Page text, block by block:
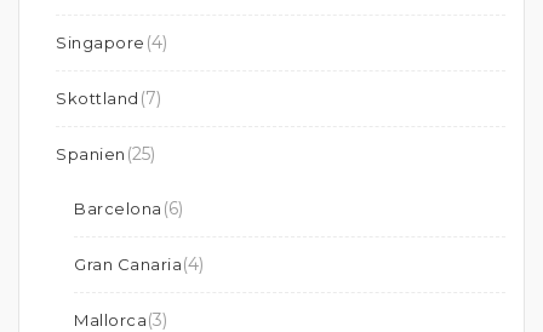
Singapore (4)
Skottland (7)
Spanien (25)
Barcelona (6)
Gran Canaria(4)
Mallorca(3)